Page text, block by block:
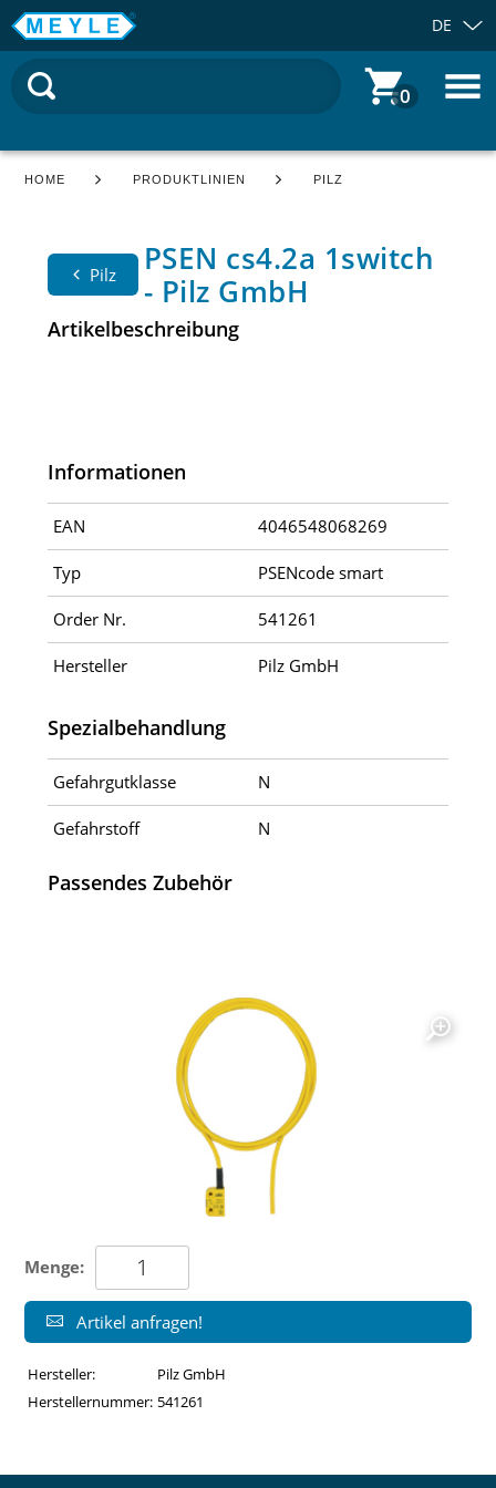
DE
0
HOME PRODUKTLINIEN PILZ
Pilz
PSEN cs4.2a 1switch
- Pilz GmbH
Artikelbeschreibung
Informationen
EAN 4046548068269
Typ PSENcode smart
Order Nr. 541261
Hersteller Pilz GmbH
Spezialbehandlung
Gefahrgutklasse N
Gefahrstoff N
Passendes Zubehör
Menge:
Artikel anfragen!
Hersteller:
Pilz GmbH
Herstellernummer: 541261